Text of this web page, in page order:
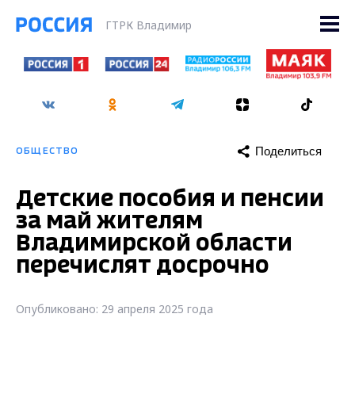
ГТРК Владимир
ОБЩЕСТВО Поделиться
Детские пособия и пенсии
за май жителям
Владимирской области
перечислят досрочно
Опубликовано: 29 апреля 2025 года